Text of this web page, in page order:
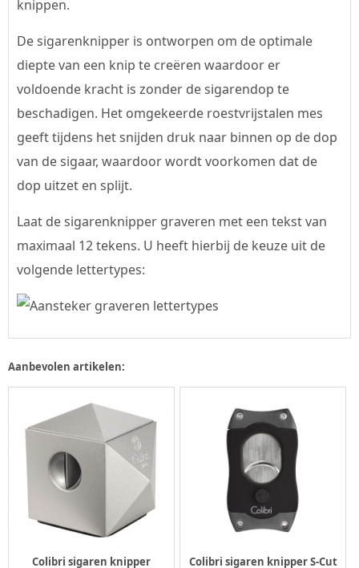
knippen.
De sigarenknipper is ontworpen om de optimale
diepte van een knip te creëren waardoor er
voldoende kracht is zonder de sigarendop te
beschadigen. Het omgekeerde roestvrijstalen mes
geeft tijdens het snijden druk naar binnen op de dop
van de sigaar, waardoor wordt voorkomen dat de
dop uitzet en splijt.
Laat de sigarenknipper graveren met een tekst van
maximaal 12 tekens. U heeft hierbij de keuze uit de
volgende lettertypes:
Aanbevolen artikelen:
Colibri sigaren knipper
Colibri sigaren knipper S-Cut